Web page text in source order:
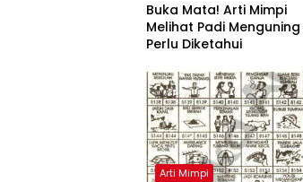
Buka Mata! Arti Mimpi
Melihat Padi Menguning yang
Perlu Diketahui
Arti Mimpi